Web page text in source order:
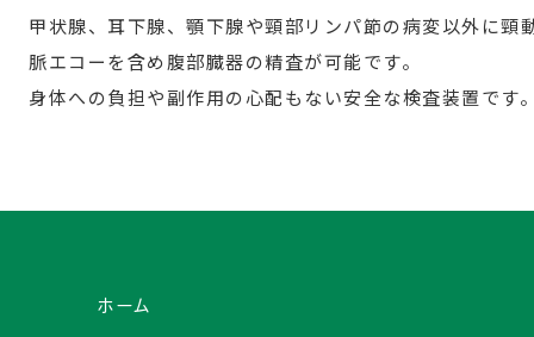
甲状腺、耳下腺、顎下腺や頸部リンパ節の病変以外に頸
脈エコーを含め腹部臓器の精査が可能です。
身体への負担や副作用の心配もない安全な検査装置です
ホーム